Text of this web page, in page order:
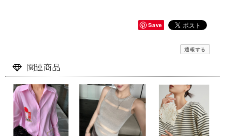
Save
通報する
関連商品